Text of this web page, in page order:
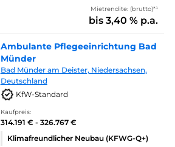
Mietrendite: (brutto)*¹
bis 3,40 % p.a.
Ambulante Pflegeeinrichtung Bad
Münder
Bad Münder am Deister, Niedersachsen,
Deutschland
KfW-Standard
Kaufpreis:
314.191 € - 326.767 €
Klimafreundlicher Neubau (KFWG-Q+)